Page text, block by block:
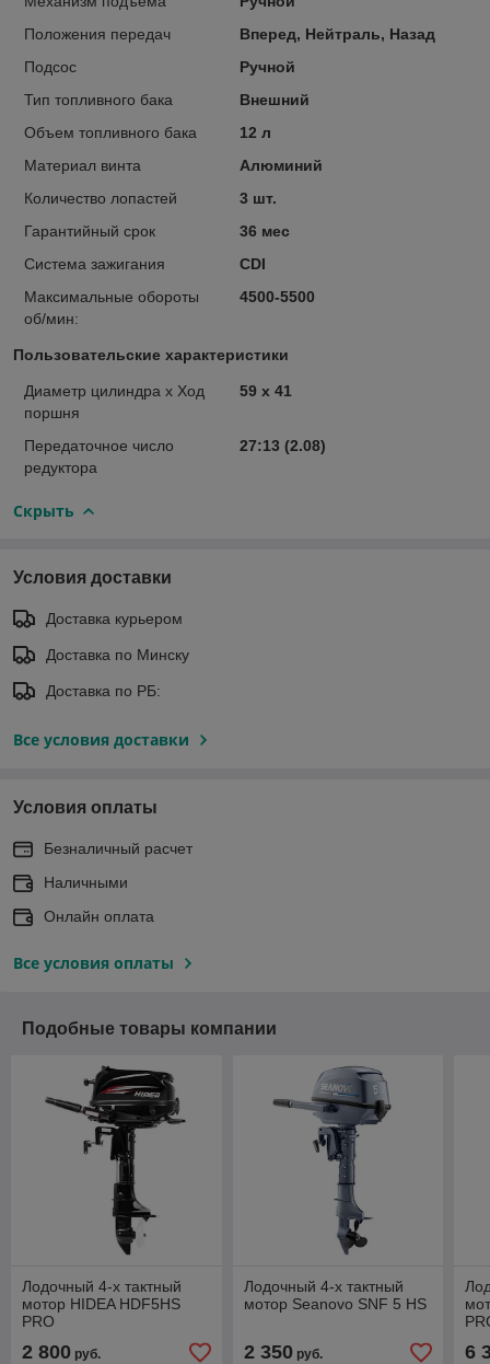
Положения передач
Вперед, Нейтраль, Назад
Подсос
Ручной
Тип топливного бака
Внешний
Объем топливного бака
12 л
Материал винта
Алюминий
Количество лопастей
3 шт.
Гарантийный срок
36 мес
Система зажигания
CDI
Максимальные обороты
об/мин:
4500-5500
Пользовательские характеристики
Диаметр цилиндра x Ход
поршня
59 x 41
Передаточное число
редуктора
27:13 (2.08)
Скрыть
Условия доставки
Доставка курьером
Доставка по Минску
Доставка по РБ:
Все условия доставки
Условия оплаты
Безналичный расчет
Наличными
Онлайн оплата
Все условия оплаты
Подобные товары компании
Лодочный 4-х тактный
мотор HIDEA HDF5HS
PRO
2 800 руб.
Лодочный 4-х тактный
мотор Seanovo SNF 5 HS
2 350руб. 6